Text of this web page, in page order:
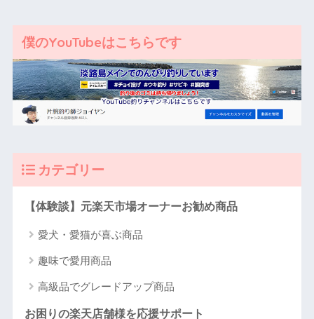
僕のYouTubeはこちらです
カテゴリー
【体験談】元楽天市場オーナーお勧め商品
愛犬・愛猫が喜ぶ商品
趣味で愛用商品
高級品でグレードアップ商品
お困りの楽天店舗様を応援サポート